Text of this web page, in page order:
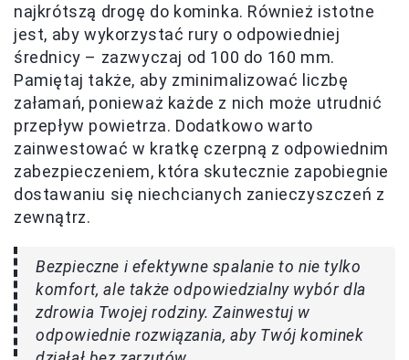
najkrótszą drogę do kominka. Również istotne
jest, aby wykorzystać rury o odpowiedniej
średnicy – zazwyczaj od 100 do 160 mm.
Pamiętaj także, aby zminimalizować liczbę
załamań, ponieważ każde z nich może utrudnić
przepływ powietrza. Dodatkowo warto
zainwestować w kratkę czerpną z odpowiednim
zabezpieczeniem, która skutecznie zapobiegnie
dostawaniu się niechcianych zanieczyszczeń z
zewnątrz.
Bezpieczne i efektywne spalanie to nie tylko
komfort, ale także odpowiedzialny wybór dla
zdrowia Twojej rodziny. Zainwestuj w
odpowiednie rozwiązania, aby Twój kominek